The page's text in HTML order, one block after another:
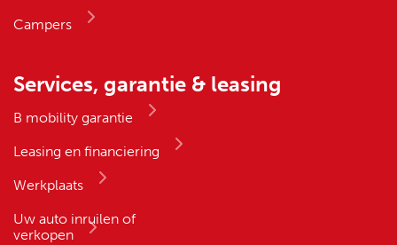
Campers
Services, garantie & leasing
B mobility garantie
Leasing en financiering
Werkplaats
Uw auto inruilen of
verkopen